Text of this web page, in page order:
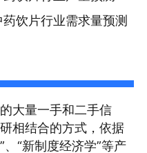
饮片行业需求量预测
大量一手和二手信
相结合的方式，依据
、“新制度经济学”等产